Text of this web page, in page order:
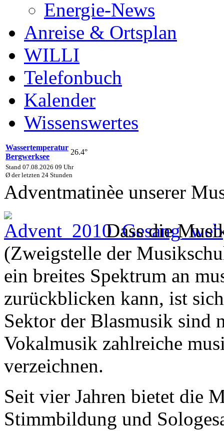
Energie-News
Anreise & Ortsplan
WILLI
Telefonbuch
Kalender
Wissenswertes
Wassertemperatur
Bergwerksee
26.4°
Stand 07.08.2026 09 Uhr
Ø der letzten 24 Stunden
Adventmatinèe unserer
Dass die
(Zweigstelle der
ein breites Spektrum an
zurückblicken kann, ist
Sektor der Blasmusik sind
Vokalmusik zahlreiche
verzeichnen.
Seit vier Jahren bietet die
Stimmbildung und